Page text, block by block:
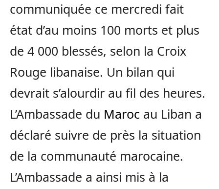
communiquée ce mercredi fait
état d’au moins 100 morts et plus
de 4 000 blessés, selon la Croix
Rouge libanaise. Un bilan qui
devrait s’alourdir au fil des heures.
L’Ambassade du Maroc au Liban a
déclaré suivre de près la situation
de la communauté marocaine.
L’Ambassade a ainsi mis à la